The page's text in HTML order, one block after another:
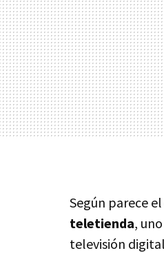
Según parece
teletienda,
televisión